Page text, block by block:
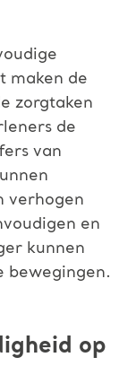
maken de
zorgtaken
de
van
verhogen
en
kunnen
bewegingen.
op